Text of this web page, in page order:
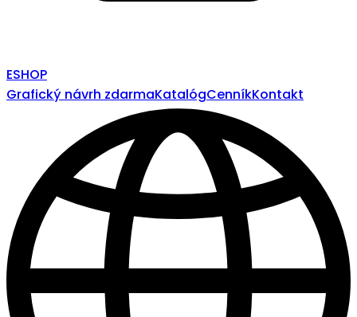
ESHOP
Grafický návrh zdarmaKatalógCenníkKontakt